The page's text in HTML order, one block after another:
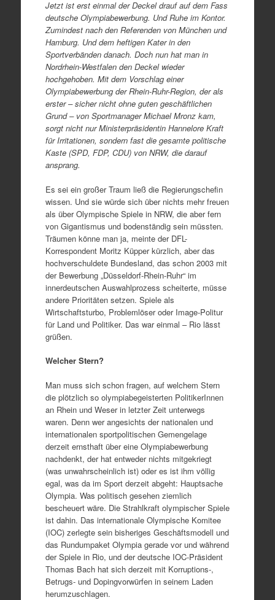
Jetzt ist erst einmal der Deckel drauf auf dem Fass
deutsche Olympiabewerbung. Und Ruhe im Kontor.
Zumindest nach den Referenden von München und
Hamburg. Und dem heftigen Kater in den
Sportverbänden danach. Doch nun hat man in
Nordrhein-Westfalen den Deckel wieder
hochgehoben. Mit dem Vorschlag einer
Olympiabewerbung der Rhein-Ruhr-Region, der als
erster – sicher nicht ohne guten geschäftlichen
Grund – von Sportmanager Michael Mronz kam,
sorgt nicht nur Ministerpräsidentin Hannelore Kraft
für Irritationen, sondern fast die gesamte politische
Kaste (SPD, FDP, CDU) von NRW, die darauf
ansprang.
Es sei ein großer Traum ließ die Regierungschefin
wissen. Und sie würde sich über nichts mehr freuen
als über Olympische Spiele in NRW, die aber fern
von Gigantismus und bodenständig sein müssten.
Träumen könne man ja, meinte der DFL-
Korrespondent Moritz Küpper kürzlich, aber das
hochverschuldete Bundesland, das schon 2003 mit
der Bewerbung „Düsseldorf-Rhein-Ruhr“ im
innerdeutschen Auswahlprozess scheiterte, müsse
andere Prioritäten setzen. Spiele als
Wirtschaftsturbo, Problemlöser oder Image-Politur
für Land und Politiker. Das war einmal – Rio lässt
grüßen.
Welcher Stern?
Man muss sich schon fragen, auf welchem Stern
die plötzlich so olympiabegeisterten PolitikerInnen
an Rhein und Weser in letzter Zeit unterwegs
waren. Denn wer angesichts der nationalen und
internationalen sportpolitischen Gemengelage
derzeit ernsthaft über eine Olympiabewerbung
nachdenkt, der hat entweder nichts mitgekriegt
(was unwahrscheinlich ist) oder es ist ihm völlig
egal, was da im Sport derzeit abgeht: Hauptsache
Olympia. Was politisch gesehen ziemlich
bescheuert wäre. Die Strahlkraft olympischer Spiele
ist dahin. Das internationale Olympische Komitee
(IOC) zerlegte sein bisheriges Geschäftsmodell und
das Rundumpaket Olympia gerade vor und während
der Spiele in Rio, und der deutsche IOC-Präsident
Thomas Bach hat sich derzeit mit Korruptions-,
Betrugs- und Dopingvorwürfen in seinem Laden
herumzuschlagen.